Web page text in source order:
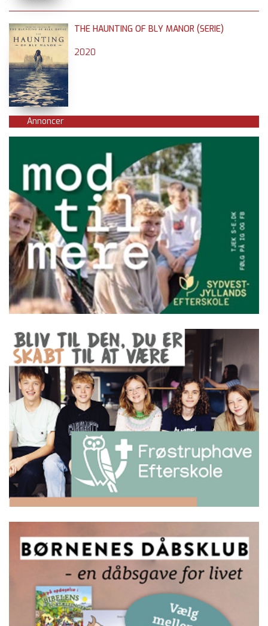
THE HAUNTING OF BLY MANOR (SERIE)
2020
Annoncer